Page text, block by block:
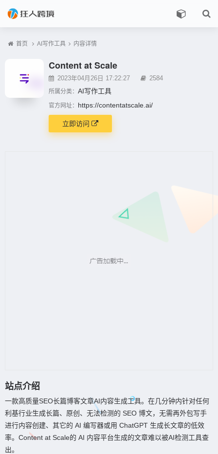
首页 AI写作工具 内容详情
Content at Scale
2023年04月26日 17:22:27
2584
所属分类： AI写作工具
官方网址： https://contentatscale.ai/
立即访问
站点介绍
一款高质量SEO长篇博客文章AI内容生成工具。在几分钟内针对任何
利基行业生成长篇、原创、无法检测的 SEO 博文，无需再外包写手
进行内容创建、其它的 AI 编写器或用 ChatGPT 生成长文章的低效
率。Content at Scale的 AI 内容平台生成的文章难以被AI检测工具查
出。